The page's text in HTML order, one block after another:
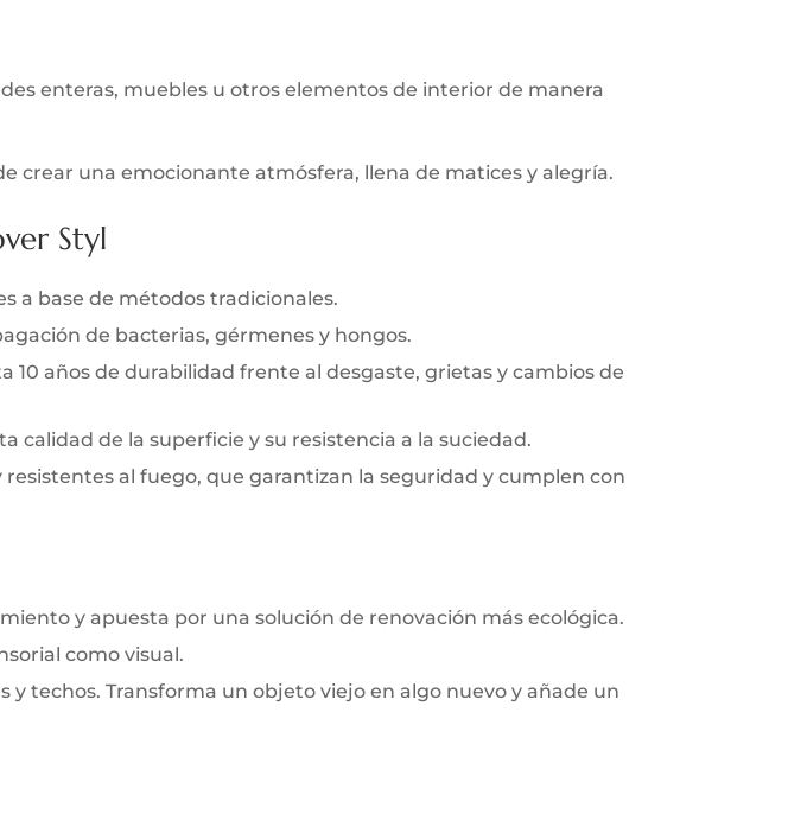
enteras, muebles u otros elementos de interior de manera
crear una emocionante atmósfera, llena de matices y alegría.
Styl
a base de métodos tradicionales.
de bacterias, gérmenes y hongos.
10 años de durabilidad frente al desgaste, grietas y cambios de
calidad de la superficie y su resistencia a la suciedad.
al fuego, que garantizan la seguridad y cumplen con
y apuesta por una solución de renovación más ecológica.
como visual.
y techos. Transforma un objeto viejo en algo nuevo y añade un